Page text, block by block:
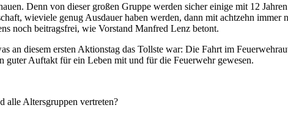
Denn von dieser großen Gruppe werden sicher einige mit 12
wieviele genug Ausdauer haben werden, dann mit achtzehn
noch beitragsfrei, wie Vorstand Manfred Lenz betont.
an diesem ersten Aktionstag das Tollste war: Die Fahrt im
guter Auftakt für ein Leben mit und für die Feuerwehr gewesen.
alle Altersgruppen vertreten?